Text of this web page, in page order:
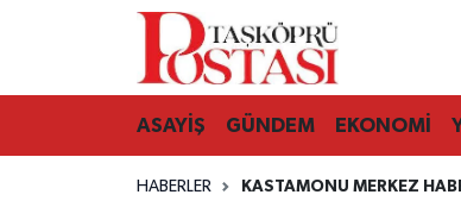
ASAYİŞ GÜNDEM EKONOMİ
HABERLER KASTAMONU MERKEZ
Kastamonu Vefat Edenler